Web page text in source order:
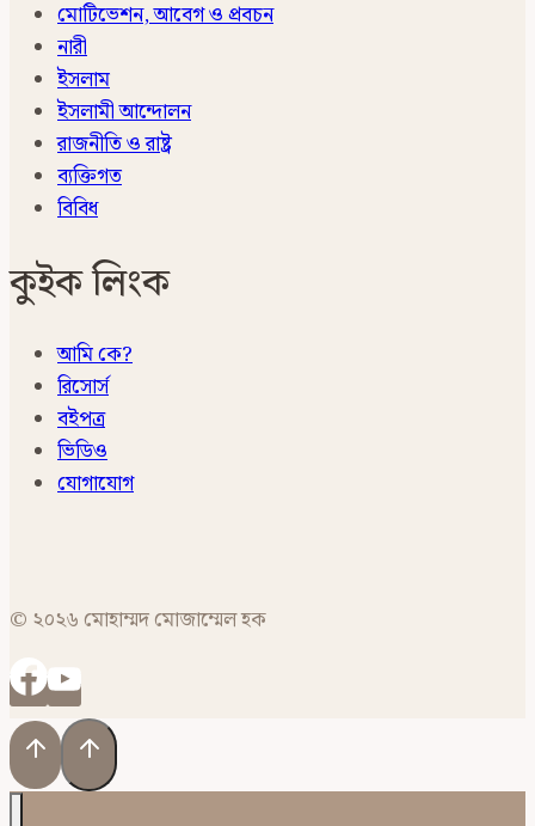
মোটিভেশন, আবেগ ও প্রবচন
নারী
ইসলাম
ইসলামী আন্দোলন
রাজনীতি ও রাষ্ট্র
ব্যক্তিগত
বিবিধ
কুইক লিংক
আমি কে?
রিসোর্স
বইপত্র
ভিডিও
যোগাযোগ
© ২০২৬ মোহাম্মদ মোজাম্মেল হক